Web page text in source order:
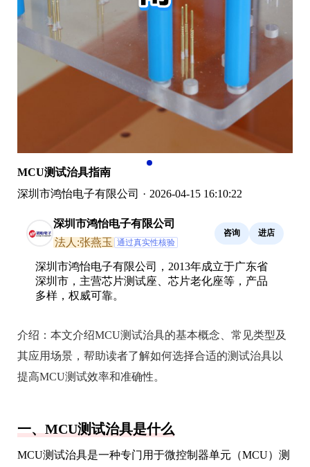
MCU测试治具指南
深圳市鸿怡电子有限公司 · 2026-04-15 16:10:22
深圳市鸿怡电子有限公司
法人:张燕玉 通过真实性核验
咨询 进店
深圳市鸿怡电子有限公司，2013年成立于广东省
深圳市，主营芯片测试座、芯片老化座等，产品
多样，权威可靠。
介绍： 本文介绍MCU测试治具的基本概念、常见类型及
其应用场景，帮助读者了解如何选择合适的测试治具以
提高MCU测试效率和准确性。
一、MCU测试治具是什么
MCU测试治具是一种专门用于微控制器单元（MCU）测